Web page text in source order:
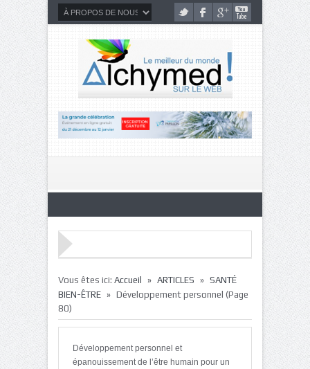
Vous êtes ici: Accueil » ARTICLES » SANTÉ
BIEN-ÊTRE » Développement personnel (Page
80)
Développement personnel et
épanouissement de l’être humain pour un